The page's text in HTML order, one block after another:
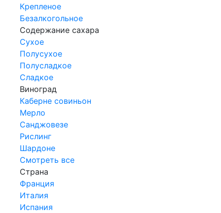
Крепленое
Безалкогольное
Содержание сахара
Сухое
Полусухое
Полусладкое
Сладкое
Виноград
Каберне совиньон
Мерло
Санджовезе
Рислинг
Шардоне
Смотреть все
Страна
Франция
Италия
Испания